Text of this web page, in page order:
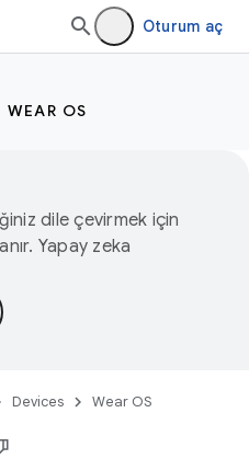
Oturum aç
WEAR OS
dile çevirmek için
Yapay zeka
Devices Wear OS